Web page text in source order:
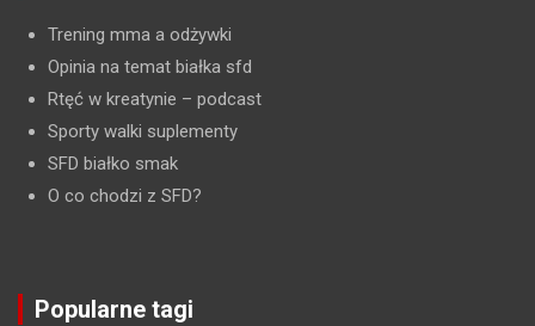
Trening mma a odżywki
Opinia na temat białka sfd
Rtęć w kreatynie – podcast
Sporty walki suplementy
SFD białko smak
O co chodzi z SFD?
Popularne tagi